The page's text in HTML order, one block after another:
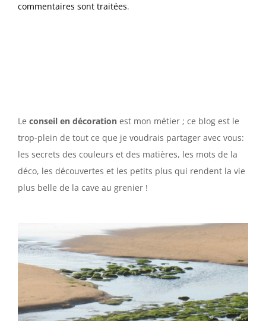
commentaires sont traitées.
Le conseil en décoration est mon métier ; ce blog est le
trop-plein de tout ce que je voudrais partager avec vous:
les secrets des couleurs et des matières, les mots de la
déco, les découvertes et les petits plus qui rendent la vie
plus belle de la cave au grenier !